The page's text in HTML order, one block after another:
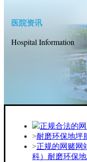
医院资讯
Hospital Information
正规合法的
耐磨环保地坪
正规的网赌网
科）耐磨环保